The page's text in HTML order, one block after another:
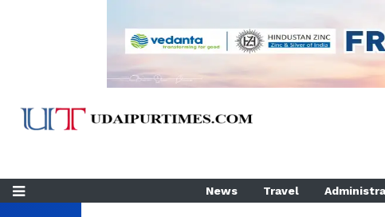
News Travel